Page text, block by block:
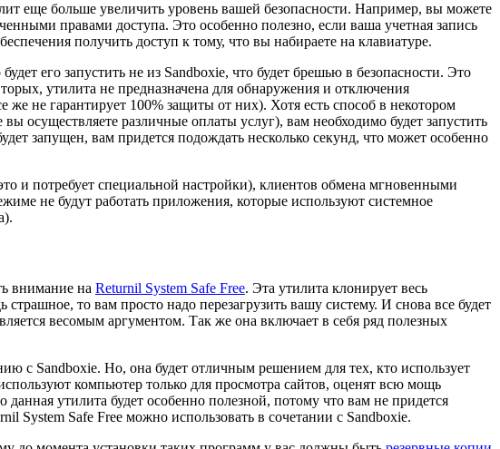
еще больше увеличить уровень вашей безопасности. Например, вы можете
правами доступа. Это особенно полезно, если ваша учетная запись
получить доступ к тому, что вы набираете на клавиатуре.
его запустить не из Sandboxie, что будет брешью в безопасности. Это
утилита не предназначена для обнаружения и отключения
не гарантирует 100% защиты от них). Хотя есть способ в некотором
осуществляете различные оплаты услуг), вам необходимо будет запустить
запущен, вам придется подождать несколько секунд, что может особенно
и потребует специальной настройки), клиентов обмена мгновенными
не будут работать приложения, которые используют системное
внимание на Returnil System Safe Free. Эта утилита клонирует весь
то вам просто надо перезагрузить вашу систему. И снова все будет
весомым аргументом. Так же она включает в себя ряд полезных
с Sandboxie. Но, она будет отличным решением для тех, кто использует
компьютер только для просмотра сайтов, оценят всю мощь
данная утилита будет особенно полезной, потому что вам не придется
System Safe Free можно использовать в сочетании с Sandboxie.